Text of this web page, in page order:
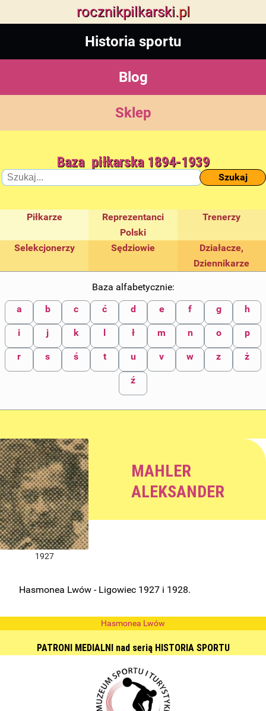
rocznikpilkarski.pl
Historia sportu
Blog
Sklep
Baza piłkarska 1894-1939
Szukaj
Piłkarze
Reprezentanci
Polski
Trenerzy
Selekcjonerzy Sędziowie
Działacze,
Dziennikarze
Baza alfabetycznie:
a
b c ć d e f g h
i j k l ł m n o p
r s ś t u v w z ż
ź
1927
MAHLER
ALEKSANDER
Hasmonea Lwów - Ligowiec 1927 i 1928.
Hasmonea Lwów
PATRONI MEDIALNI nad serią HISTORIA SPORTU